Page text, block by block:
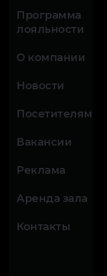
Программа
лояльности
О компании
Новости
Посетителям
Вакансии
Реклама
Аренда зала
Контакты